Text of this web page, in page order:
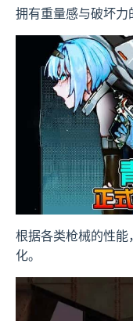
拥有重量感与破坏
根据各类枪械的性
化。